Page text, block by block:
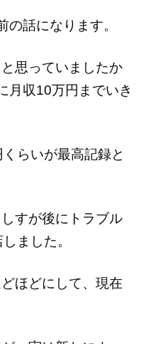
話になります。
思っていましたか
月収10万円までいき
らいが最高記録と
すが後にトラブル
ました。
ほどにして、現在